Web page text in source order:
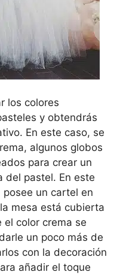
los colores
y obtendrás
En este caso, se
algunos globos
para crear un
del pastel. En este
un cartel en
mesa está cubierta
el color crema se
un poco más de
con la decoración
añadir el toque